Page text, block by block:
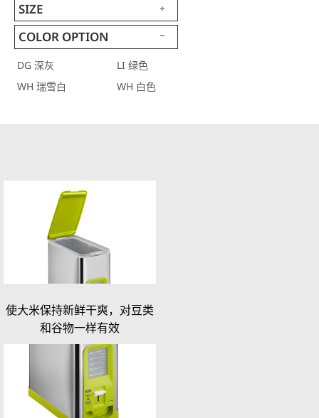
SIZE
COLOR OPTION
DG 深灰
LI 绿色
WH 瑞雪白
WH 白色
使大米保持新鲜干爽，对豆类
和谷物一样有效